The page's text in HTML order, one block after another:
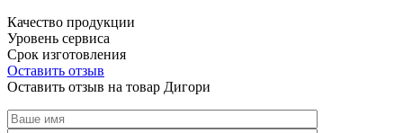
Качество продукции
Уровень сервиса
Срок изготовления
Оставить отзыв
Оставить отзыв на товар Дигори